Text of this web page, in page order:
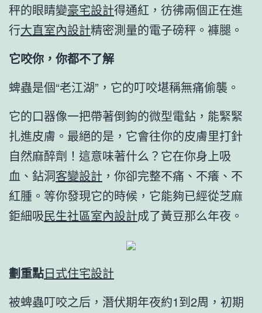
秤的眼睛變豪宅設計得通紅，彷彿兩個正在進
行大直室內設計精密測量的電子磅秤。褲腿。
它咬你，你都不了解
蜱蟲是個“老江湖”，它的叮咬堪稱無痛偷襲。
它的口器像一把帶著倒鉤的微型電鉆，能緊緊
扎進皮膚。最絕的是，它會往你的皮膚里打針
自然麻醉劑！這意味著什么？它在你身上吸
血、鉆洞客變設計 ，你卻完整不痛、不癢、不
紅腫。等你發現它的時候，它能夠已經從芝麻
鉅細吸民生社區室內設計成了黃豆那么年夜。
劃重點日式住宅設計
被蜱蟲叮咬之后，潛伏期年夜約1到2周，初期